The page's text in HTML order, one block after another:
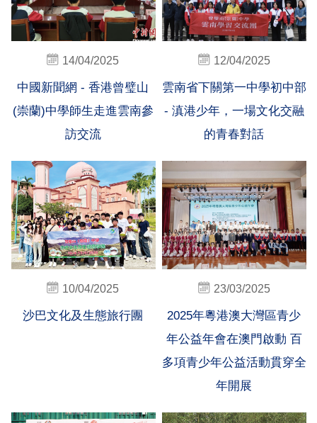
14/04/2025
中國新聞網 - 香港曾璧山
(崇蘭)中學師生走進雲南參
訪交流
12/04/2025
雲南省下關第一中學初中部
- 滇港少年，一場文化交融
的青春對話
10/04/2025
沙巴文化及生態旅行團
23/03/2025
2025年粵港澳大灣區青少
年公益年會在澳門啟動 百
多項青少年公益活動貫穿全
年開展